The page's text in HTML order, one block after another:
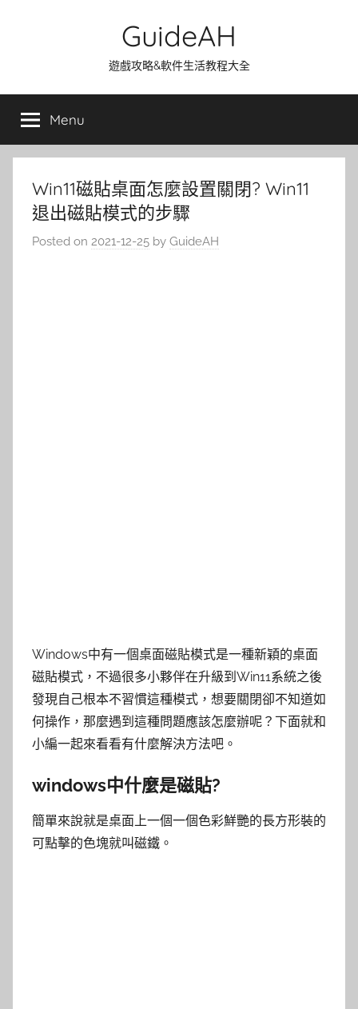
GuideAH
遊戲攻略&軟件生活教程大全
Menu
Win11磁貼桌面怎麼設置關閉? Win11
退出磁貼模式的步驟
Posted on 2021-12-25 by GuideAH
Windows中有一個桌面磁貼模式是一種新穎的桌面
磁貼模式，不過很多小夥伴在升級到Win11系統之後
發現自己根本不習慣這種模式，想要關閉卻不知道如
何操作，那麼遇到這種問題應該怎麼辦呢？下面就和
小編一起來看看有什麼解決方法吧。
windows中什麼是磁貼?
簡單來說就是桌面上一個一個色彩鮮艷的長方形裝的
可點擊的色塊就叫磁鐵。